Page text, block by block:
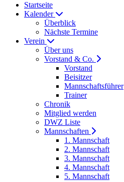
Startseite
Kalender
Überblick
Nächste Termine
Verein
Über uns
Vorstand & Co.
Vorstand
Beisitzer
Mannschaftsführer
Trainer
Chronik
Mitglied werden
DWZ Liste
Mannschaften
1. Mannschaft
2. Mannschaft
3. Mannschaft
4. Mannschaft
5. Mannschaft